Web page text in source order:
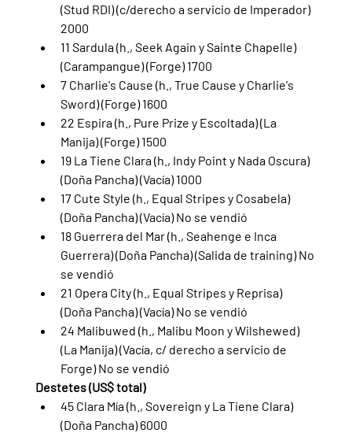
(Stud RDI) (c/derecho a servicio de Imperador)
2000
11 Sardula (h., Seek Again y Sainte Chapelle)
(Carampangue) (Forge) 1700
7 Charlie's Cause (h., True Cause y Charlie's
Sword) (Forge) 1600
22 Espira (h., Pure Prize y Escoltada) (La
Manija) (Forge) 1500
19 La Tiene Clara (h., Indy Point y Nada Oscura)
(Doña Pancha) (Vacía) 1000
17 Cute Style (h., Equal Stripes y Cosabela)
(Doña Pancha) (Vacía) No se vendió
18 Guerrera del Mar (h., Seahenge e Inca
Guerrera) (Doña Pancha) (Salida de training) No
se vendió
21 Opera City (h., Equal Stripes y Reprisa)
(Doña Pancha) (Vacía) No se vendió
24 Malibuwed (h., Malibu Moon y Wilshewed)
(La Manija) (Vacía, c/ derecho a servicio de
Forge) No se vendió
Destetes (US$ total)
45 Clara Mía (h., Sovereign y La Tiene Clara)
(Doña Pancha) 6000